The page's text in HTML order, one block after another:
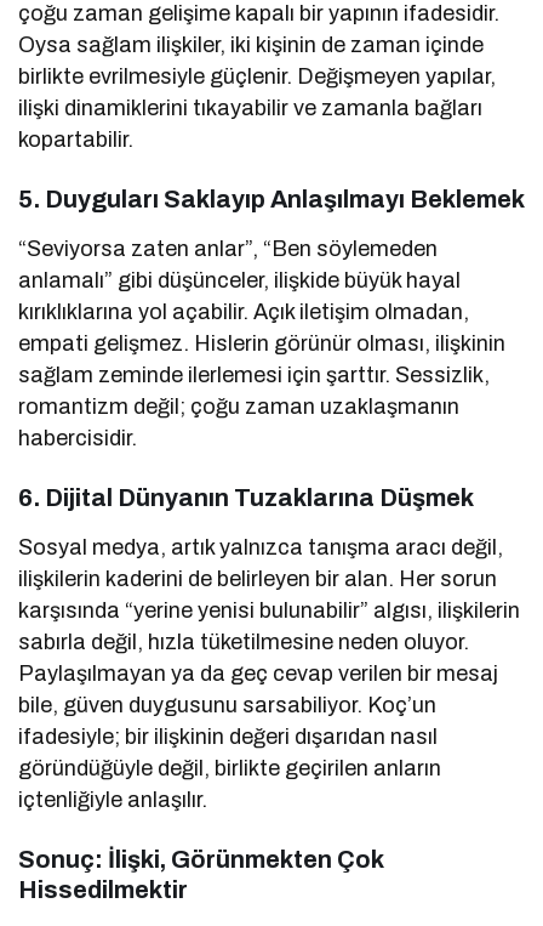
çoğu zaman gelişime kapalı bir yapının ifadesidir.
Oysa sağlam ilişkiler, iki kişinin de zaman içinde
birlikte evrilmesiyle güçlenir. Değişmeyen yapılar,
ilişki dinamiklerini tıkayabilir ve zamanla bağları
kopartabilir.
5. Duyguları Saklayıp Anlaşılmayı Beklemek
“Seviyorsa zaten anlar”, “Ben söylemeden
anlamalı” gibi düşünceler, ilişkide büyük hayal
kırıklıklarına yol açabilir. Açık iletişim olmadan,
empati gelişmez. Hislerin görünür olması, ilişkinin
sağlam zeminde ilerlemesi için şarttır. Sessizlik,
romantizm değil; çoğu zaman uzaklaşmanın
habercisidir.
6. Dijital Dünyanın Tuzaklarına Düşmek
Sosyal medya, artık yalnızca tanışma aracı değil,
ilişkilerin kaderini de belirleyen bir alan. Her sorun
karşısında “yerine yenisi bulunabilir” algısı, ilişkilerin
sabırla değil, hızla tüketilmesine neden oluyor.
Paylaşılmayan ya da geç cevap verilen bir mesaj
bile, güven duygusunu sarsabiliyor. Koç’un
ifadesiyle; bir ilişkinin değeri dışarıdan nasıl
göründüğüyle değil, birlikte geçirilen anların
içtenliğiyle anlaşılır.
Sonuç: İlişki, Görünmekten Çok
Hissedilmektir